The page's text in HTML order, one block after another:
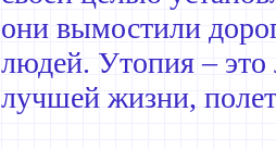
они вымостили
людей. Утопия – это
лучшей жизни,